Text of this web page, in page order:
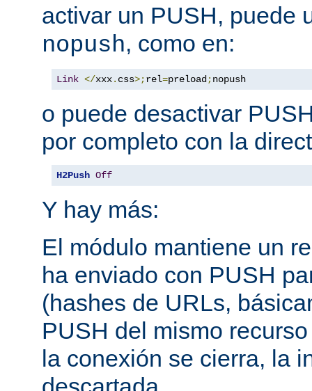
activar un PUSH, puede
nopush, como en:
Link </xxx. css>;rel=preload;nopush
o puede desactivar
por completo con la
H2Push Off
Y hay más:
El módulo mantiene un
ha enviado con PUSH
(hashes de URLs,
PUSH del mismo
la conexión se cierra, la